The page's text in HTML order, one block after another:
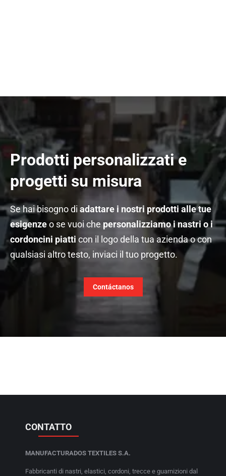
Prodotti personalizzati e
progetti su misura
Se hai bisogno di adattare i nostri prodotti alle tue
esigenzeo se vuoi che personalizziamo i nastri o i
cordoncini piatti con il logo della tua azienda o con
qualsiasi altro testo, inviaci il tuo progetto.
Contáctanos
CONTATTO
MANUFACTURADOS TEXTILES S.A.
Fabbricanti di nastri, elastici, cordoni, trecce e guarnizioni dal